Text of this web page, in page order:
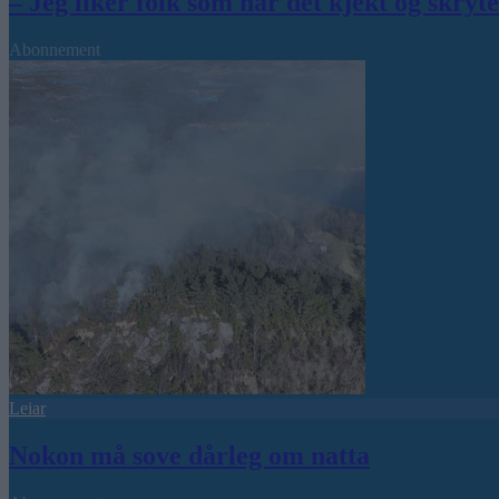
Abonnement
Leiar
Nokon må sove dårleg om natta